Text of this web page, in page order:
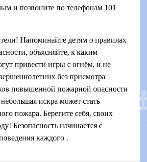
и позвоните по телефонам 101
Напоминайте детям о правилах
объясняйте, к каким
привести игры с огнём, и не
без присмотра
повышенной пожарной опасности
искра может стать
пожара. Берегите себя, своих
Безопасность начинается с
каждого .